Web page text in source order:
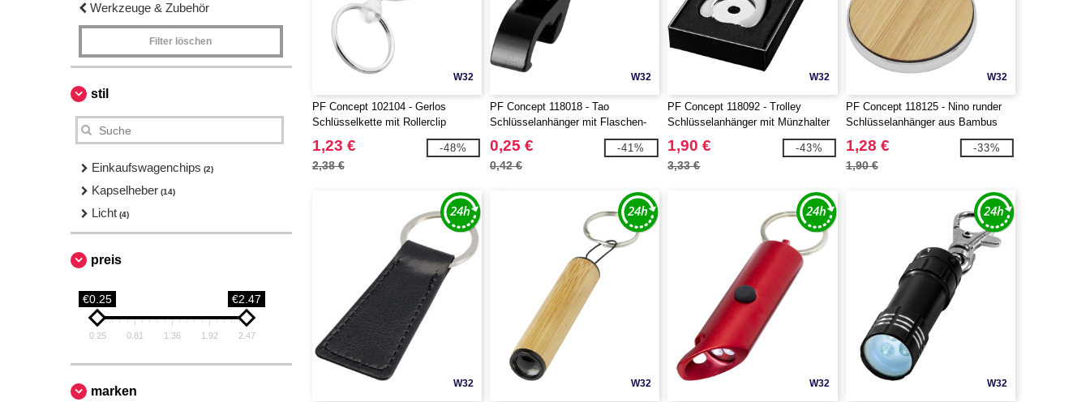
Werkzeuge & Zubehör
Filter löschen
stil
Einkaufswagenchips (2)
Kapselheber (14)
Licht (4)
preis
€0.25 €2.47
0.25 0.81 1.36 1.92 2.47
marken
W32
PF Concept 102104 - Gerlos
Schlüsselkette mit Rollerclip
1,23 €
2,38 €
-48%
W32
PF Concept 118018 - Tao
Schlüsselanhänger mit Flaschen-
und Dosenöffner
0,25 €
0,42 €
-41%
W32
PF Concept 118092 - Trolley
Schlüsselanhänger mit Münzhalter
1,90 €
3,33 €
-43%
W32
PF Concept 118125 - Nino runder
Schlüsselanhänger aus Bambus
1,28 €
1,90 €
-33%
W32 W32 W32 W32